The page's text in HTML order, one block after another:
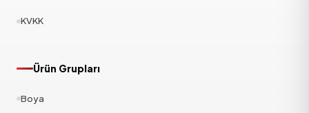
KVKK
Ürün Grupları
Boya